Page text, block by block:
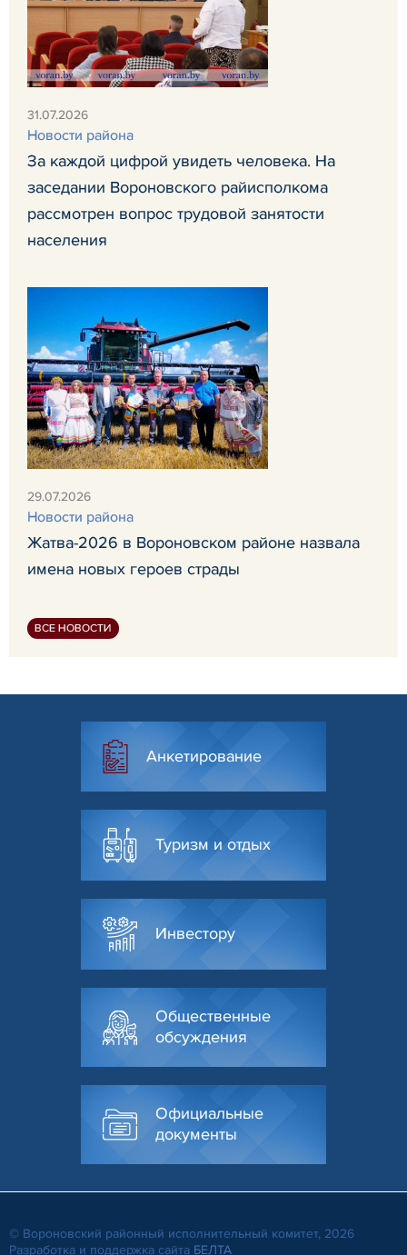
31.07.2026
Новости района
За каждой цифрой увидеть человека. На
заседании Вороновского райисполкома
рассмотрен вопрос трудовой занятости
населения
29.07.2026
Новости района
Жатва-2026 в Вороновском районе назвала
имена новых героев страды
ВСЕ НОВОСТИ
Анкетирование
Туризм и отдых
Инвестору
Общественные
обсуждения
Официальные
документы
© Вороновский районный исполнительный комитет, 2026
Разработка и поддержка сайта БЕЛТА